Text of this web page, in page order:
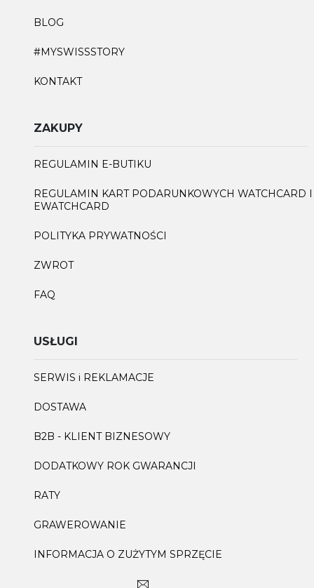
BLOG
#MYSWISSSTORY
KONTAKT
ZAKUPY
REGULAMIN E-BUTIKU
REGULAMIN KART PODARUNKOWYCH WATCHCARD I
EWATCHCARD
POLITYKA PRYWATNOŚCI
ZWROT
FAQ
USŁUGI
SERWIS i REKLAMACJE
DOSTAWA
B2B - KLIENT BIZNESOWY
DODATKOWY ROK GWARANCJI
RATY
GRAWEROWANIE
INFORMACJA O ZUŻYTYM SPRZĘCIE